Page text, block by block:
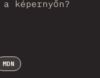
képernyőn?
This Chart
MDN